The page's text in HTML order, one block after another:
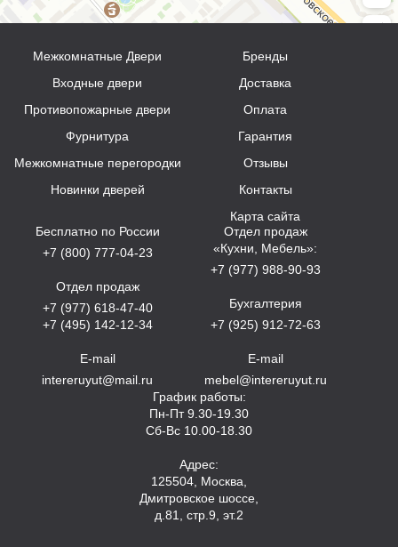
Межкомнатные Двери
Входные двери
Противопожарные двери
Фурнитура
Межкомнатные перегородки
Новинки дверей
Бренды
Доставка
Оплата
Гарантия
Отзывы
Контакты
Карта сайта
Бесплатно по России
+7 (800) 777-04-23
Отдел продаж
+7 (977) 618-47-40
+7 (495) 142-12-34
E-mail
intereruyut@mail.ru
Отдел продаж
«Кухни, Мебель»:
+7 (977) 988-90-93
Бухгалтерия
+7 (925) 912-72-63
E-mail
mebel@intereruyut.ru
График работы:
Пн-Пт 9.30-19.30
Сб-Вс 10.00-18.30
Адрес:
125504, Москва,
Дмитровское шоссе,
д.81, стр.9, эт.2